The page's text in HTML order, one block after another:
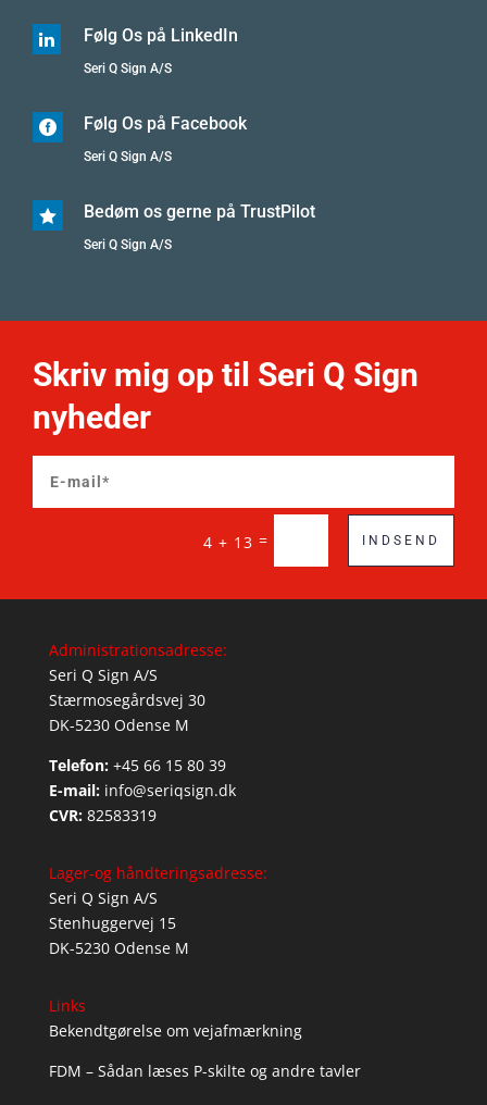
 Følg Os på LinkedIn
Seri Q Sign A/S
 Følg Os på Facebook
Seri Q Sign A/S
 Bedøm os gerne på TrustPilot
Seri Q Sign A/S
Skriv mig op til Seri Q Sign
nyheder
4 + 13 = INDSEND
Administrationsadresse:
Seri Q Sign A/S
Stærmosegårdsvej 30
DK-5230 Odense M
Telefon: +45 66 15 80 39
E-mail: info@seriqsign.dk
CVR: 82583319
Lager-og håndteringsadresse:
Seri Q Sign A/S
Stenhuggervej 15
DK-5230 Odense M
Links
Bekendtgørelse om vejafmærkning
FDM – Sådan læses P-skilte og andre tavler